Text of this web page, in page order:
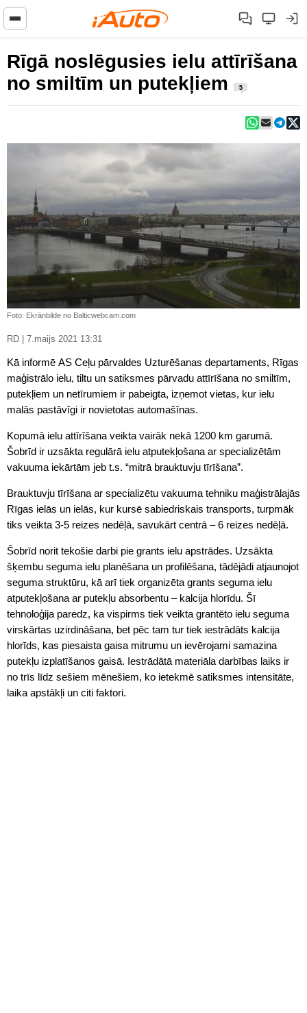
Rīgā noslēgusies ielu attīrīšana
no smiltīm un putekļiem
5
Foto: Ekrānbilde no Balticwebcam.com
RD | 7.maijs 2021 13:31
Kā informē AS Ceļu pārvaldes Uzturēšanas departaments, Rīgas
maģistrālo ielu, tiltu un satiksmes pārvadu attīrīšana no smiltīm,
putekļiem un netīrumiem ir pabeigta, izņemot vietas, kur ielu
malās pastāvīgi ir novietotas automašīnas.
Kopumā ielu attīrīšana veikta vairāk nekā 1200 km garumā.
Šobrīd ir uzsākta regulārā ielu atputekļošana ar specializētām
vakuuma iekārtām jeb t.s. “mitrā brauktuvju tīrīšana”.
Brauktuvju tīrīšana ar specializētu vakuuma tehniku maģistrālajās
Rīgas ielās un ielās, kur kursē sabiedriskais transports, turpmāk
tiks veikta 3-5 reizes nedēļā, savukārt centrā – 6 reizes nedēļā.
Šobrīd norit tekošie darbi pie grants ielu apstrādes. Uzsākta
šķembu seguma ielu planēšana un profilēšana, tādējādi atjaunojot
seguma struktūru, kā arī tiek organizēta grants seguma ielu
atputekļošana ar putekļu absorbentu – kalcija hlorīdu. Šī
tehnoloģija paredz, ka vispirms tiek veikta grantēto ielu seguma
virskārtas uzirdināšana, bet pēc tam tur tiek iestrādāts kalcija
hlorīds, kas piesaista gaisa mitrumu un ievērojami samazina
putekļu izplatīšanos gaisā. Iestrādātā materiāla darbības laiks ir
no trīs līdz sešiem mēnešiem, ko ietekmē satiksmes intensitāte,
laika apstākļi un citi faktori.